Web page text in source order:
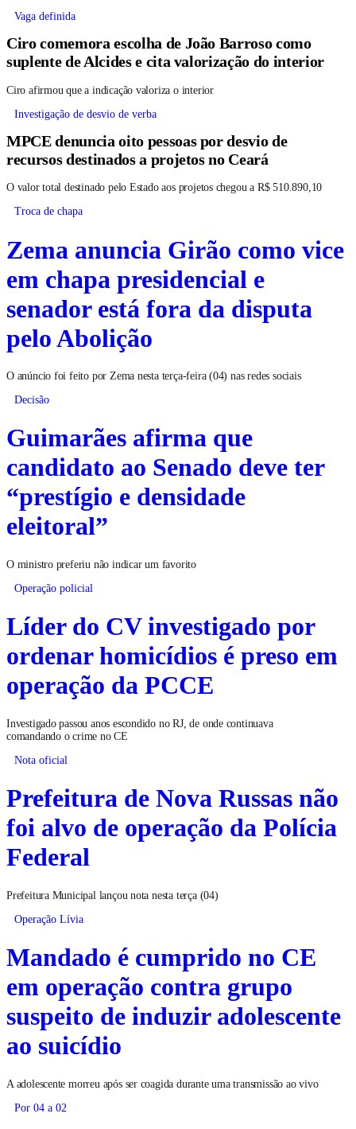
Vaga definida
Ciro comemora escolha de João Barroso como
suplente de Alcides e cita valorização do interior
Ciro afirmou que a indicação valoriza o interior
Investigação de desvio de verba
MPCE denuncia oito pessoas por desvio de
recursos destinados a projetos no Ceará
O valor total destinado pelo Estado aos projetos chegou a R$ 510.890,10
Troca de chapa
Zema anuncia Girão como vice
em chapa presidencial e
senador está fora da disputa
pelo Abolição
O anúncio foi feito por Zema nesta terça-feira (04) nas redes sociais
Decisão
Guimarães afirma que
candidato ao Senado deve ter
“prestígio e densidade
eleitoral”
O ministro preferiu não indicar um favorito
Operação policial
Líder do CV investigado por
ordenar homicídios é preso em
operação da PCCE
Investigado passou anos escondido no RJ, de onde continuava
comandando o crime no CE
Nota oficial
Prefeitura de Nova Russas não
foi alvo de operação da Polícia
Federal
Prefeitura Municipal lançou nota nesta terça (04)
Operação Lívia
Mandado é cumprido no CE
em operação contra grupo
suspeito de induzir adolescente
ao suicídio
A adolescente morreu após ser coagida durante uma transmissão ao vivo
Por 04 a 02